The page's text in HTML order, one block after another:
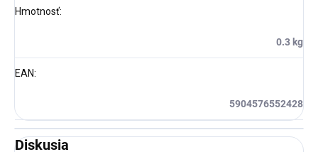
Hmotnosť:
0.3 kg
EAN:
5904576552428
Diskusia